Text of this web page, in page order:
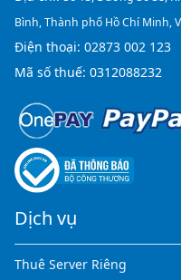
Bình, Thành phố Hồ Chí Minh,
Điện thoại: 02873 002 123
Mã số thuế: 0312088232
Dịch vụ
Thuê Server Riêng